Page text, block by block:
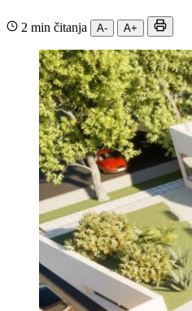
2 min čitanja A- A+